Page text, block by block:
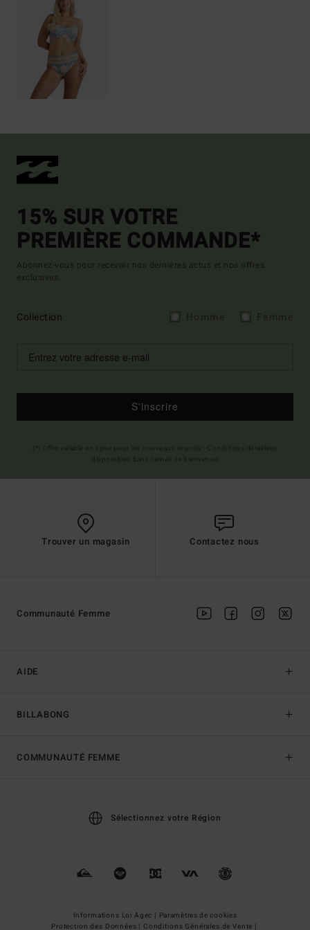
15% SUR VOTRE
PREMIÈRE COMMANDE*
Abonnez-vous pour recevoir nos dernières actus et nos offres
exclusives.
Collection
S'inscrire
Trouver un magasin Contactez nous
AIDE
BILLABONG
Communauté Femme
COMMUNAUTÉ FEMME
Sélectionnez votre Région
Informations Loi Agec | Paramètres de cookies
Protection des Données | Conditions Générales de Vente |